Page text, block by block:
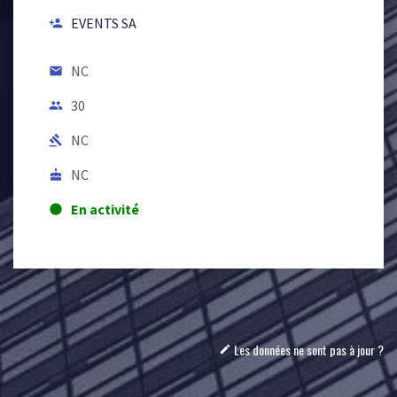
person_add EVENTS SA
email NC
people 30
gavel NC
cake NC
lens En activité
mode_edit Les données ne sont pas à jour ?